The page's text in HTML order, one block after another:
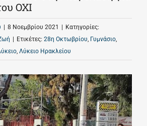
ΟΧΙ
8 Νοεμβρίου 2021
Κατηγορίες:
Ετικέτες: 28η Οκτωβρίου, Γυμνάσιο,
, Λύκειο Ηρακλείου